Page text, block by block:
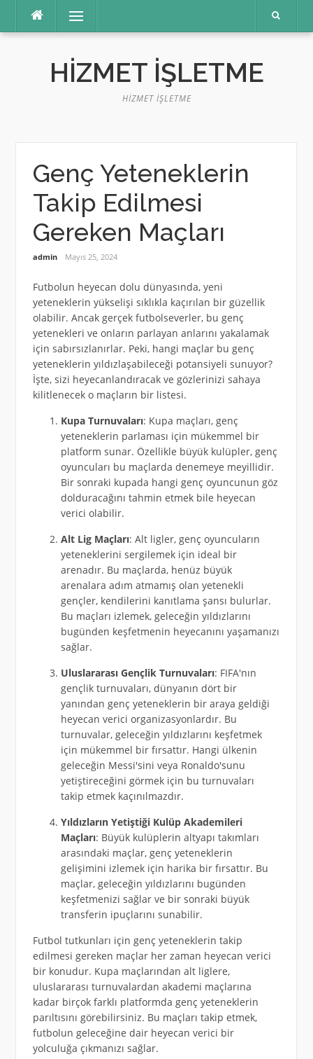
Menü
HIZMET İŞLETME
HIZMET İŞLETME
Genç Yeteneklerin
Takip Edilmesi
Gereken Maçları
admin Mayıs 25, 2024
Futbolun heyecan dolu dünyasında, yeni
yeteneklerin yükselişi sıklıkla kaçırılan bir güzellik
olabilir. Ancak gerçek futbolseverler, bu genç
yetenekleri ve onların parlayan anlarını yakalamak
için sabırsızlanırlar. Peki, hangi maçlar bu genç
yeteneklerin yıldızlaşabileceği potansiyeli sunuyor?
İşte, sizi heyecanlandıracak ve gözlerinizi sahaya
kilitlenecek o maçların bir listesi.
Kupa Turnuvaları: Kupa maçları, genç
yeteneklerin parlaması için mükemmel bir
platform sunar. Özellikle büyük kulüpler, genç
oyuncuları bu maçlarda denemeye meyillidir.
Bir sonraki kupada hangi genç oyuncunun göz
dolduracağını tahmin etmek bile heyecan
verici olabilir.
Alt Lig Maçları: Alt ligler, genç oyuncuların
yeteneklerini sergilemek için ideal bir
arenadır. Bu maçlarda, henüz büyük
arenalara adım atmamış olan yetenekli
gençler, kendilerini kanıtlama şansı bulurlar.
Bu maçları izlemek, geleceğin yıldızlarını
bugünden keşfetmenin heyecanını yaşamanızı
sağlar.
Uluslararası Gençlik Turnuvaları: FIFA'nın
gençlik turnuvaları, dünyanın dört bir
yanından genç yeteneklerin bir araya geldiği
heyecan verici organizasyonlardır. Bu
turnuvalar, geleceğin yıldızlarını keşfetmek
için mükemmel bir fırsattır. Hangi ülkenin
geleceğin Messi'sini veya Ronaldo'sunu
yetiştireceğini görmek için bu turnuvaları
takip etmek kaçınılmazdır.
Yıldızların Yetiştiği Kulüp Akademileri
Maçları: Büyük kulüplerin altyapı takımları
arasındaki maçlar, genç yeteneklerin
gelişimini izlemek için harika bir fırsattır. Bu
maçlar, geleceğin yıldızlarını bugünden
keşfetmenizi sağlar ve bir sonraki büyük
transferin ipuçlarını sunabilir.
Futbol tutkunları için genç yeteneklerin takip
edilmesi gereken maçlar her zaman heyecan verici
bir konudur. Kupa maçlarından alt liglere,
uluslararası turnuvalardan akademi maçlarına
kadar birçok farklı platformda genç yeteneklerin
parıltısını görebilirsiniz. Bu maçları takip etmek,
futbolun geleceğine dair heyecan verici bir
yolculuğa çıkmanızı sağlar.